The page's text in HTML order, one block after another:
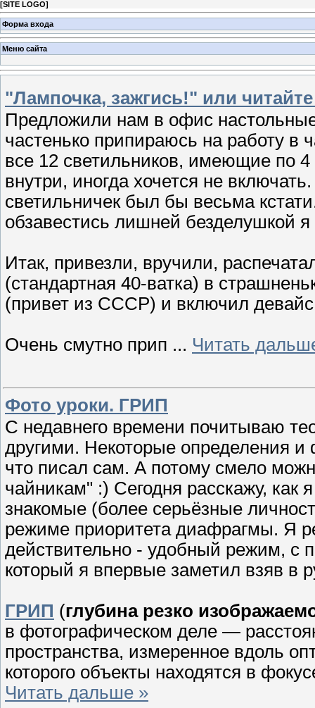
[SITE LOGO]
Форма входа
Меню сайта
"Лампочка, зажгись!" или
Предложили нам в офис
частенько припираюсь на работу в
все 12 светильников, имеющие по 4
внутри, иногда хочется не
светильничек был бы весьма
обзавестись лишней безделушкой я
Итак, привезли, вручили,
(стандартная 40-ватка) в
(привет из СССР) и включил
Очень смутно прип ... Читать
Фото уроки. ГРИП
С недавнего времени почитываю
другими. Некоторые определения
что писал сам. А потому смело
чайникам" :) Сегодня расскажу,
знакомые (более серьёзные
режиме приоритета диафрагмы. Я
действительно - удобный режим, с
который я впервые заметил взяв в
ГРИП (глубина резко
в фотографическом деле —
пространства, измеренное вдоль
которого объекты находятся в
Читать дальше »